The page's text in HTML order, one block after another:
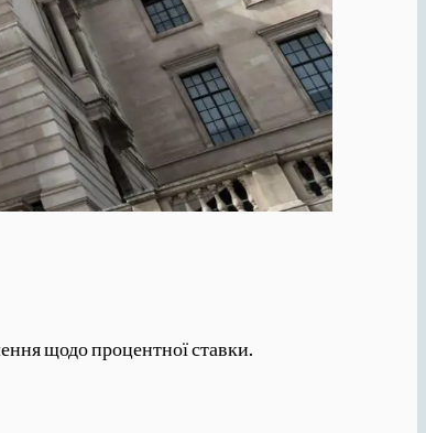
щодо процентної ставки.